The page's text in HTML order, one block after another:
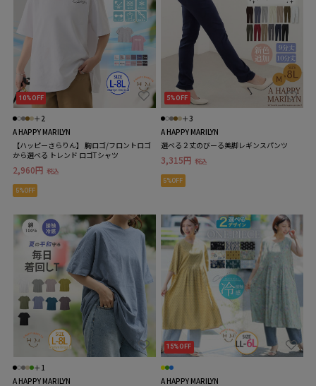
10%OFF
＋2
A HAPPY MARILYN
【ハッピーさらりん】 胸ロゴ/フロントロゴ
から選べる トレンド ロゴTシャツ
2,960円 税込
5%OFF
5%OFF
＋3
A HAPPY MARILYN
選べる２丈のびーる美脚レギンスパンツ
3,315円 税込
5%OFF
＋1
A HAPPY MARILYN
15%OFF
A HAPPY MARILYN